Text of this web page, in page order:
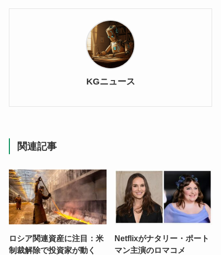
KGニュース
関連記事
ロシア関連資産に注目：米
制裁解除で投資家が動く
Netflixがナタリー・ポート
マン主演のロマコメ